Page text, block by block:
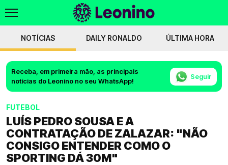
NOTÍCIAS DAILY RONALDO ÚLTIMA HORA
Receba, em primeira mão, as principais
notícias do Leonino no seu WhatsApp!
Seguir
FUTEBOL
LUÍS PEDRO SOUSA E A
CONTRATAÇÃO DE ZALAZAR: "NÃO
CONSIGO ENTENDER COMO O
SPORTING DÁ 30M"